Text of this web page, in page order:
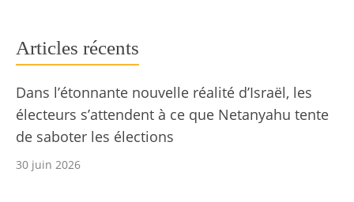
Articles récents
Dans l’étonnante nouvelle réalité d’Israël, les
électeurs s’attendent à ce que Netanyahu tente
de saboter les élections
30 juin 2026